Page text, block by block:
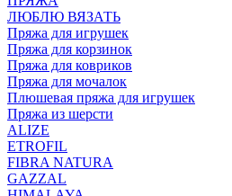
ЛЮБЛЮ ВЯЗАТЬ
Пряжа для игрушек
Пряжа для корзинок
Пряжа для ковриков
Пряжа для мочалок
Плюшевая пряжа для игрушек
Пряжа из шерсти
ALIZE
ETROFIL
FIBRA NATURA
GAZZAL